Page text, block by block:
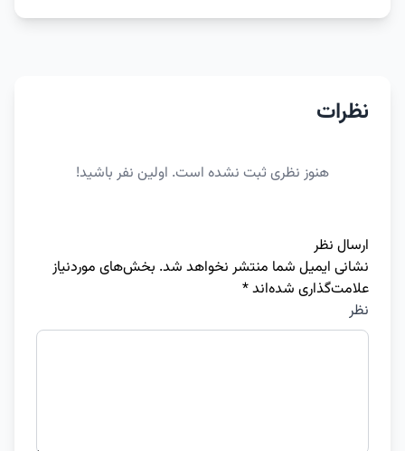
نظرات
هنوز نظری ثبت نشده است. اولین نفر باشید!
ارسال نظر
نشانی ایمیل شما منتشر نخواهد شد. بخش‌های موردنیاز
علامت‌گذاری شده‌اند*
نظر